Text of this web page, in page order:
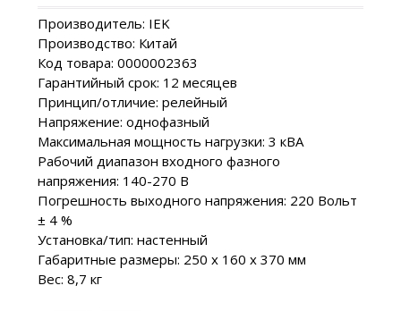
Производитель: IEK
Производство: Китай
Код товара: 0000002363
Гарантийный срок: 12 месяцев
Принцип/отличие: релейный
Напряжение: однофазный
Максимальная мощность нагрузки: 3 кВA
Рабочий диапазон входного фазного
напряжения: 140-270 В
Погрешность выходного напряжения: 220 Вольт
± 4 %
Установка/тип: настенный
Габаритные размеры: 250 х 160 х 370 мм
Вес: 8,7 кг